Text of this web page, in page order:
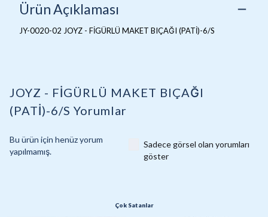
Ürün Açıklaması
JY-0020-02 JOYZ - FİGÜRLÜ MAKET BIÇAĞI (PATİ)-6/S
JOYZ - FİGÜRLÜ MAKET BIÇAĞI
(PATİ)-6/S Yorumlar
Bu ürün için henüz yorum
yapılmamış.
Sadece görsel olan yorumları
göster
Çok Satanlar